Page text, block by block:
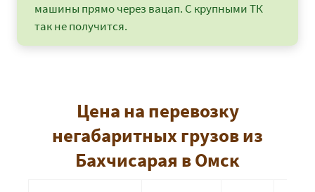
машины прямо через вацап. С крупными ТК
так не получится.
Цена на перевозку
негабаритных грузов из
Бахчисарая в Омск